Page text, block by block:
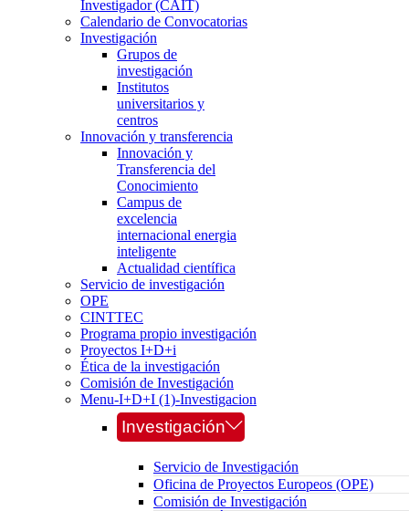
Investigador (CAIT)
Calendario de Convocatorias
Investigación
Grupos de
investigación
Institutos
universitarios y
centros
Innovación y transferencia
Innovación y
Transferencia del
Conocimiento
Campus de
excelencia
internacional energia
inteligente
Actualidad científica
Servicio de investigación
OPE
CINTTEC
Programa propio investigación
Proyectos I+D+i
Ética de la investigación
Comisión de Investigación
Menu-I+D+I (1)-Investigacion
Investigación
Servicio de Investigación
Oficina de Proyectos Europeos (OPE)
Comisión de Investigación